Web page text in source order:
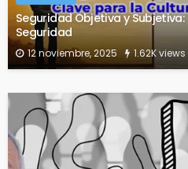
Seguridad Objetiva y
Seguridad
12 noviembre, 2025 1.62K views